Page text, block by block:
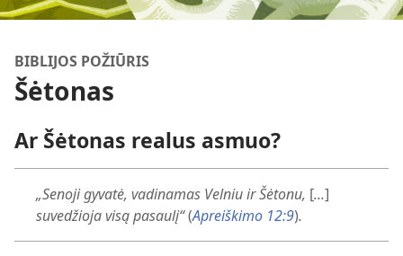
BIBLIJOS POŽIŪRIS
Šėtonas
Ar Šėtonas realus asmuo?
„Senoji gyvatė, vadinamas Velniu ir Šėtonu, [...]
suvedžioja visą pasaulį“(Apreiškimo 12:9).